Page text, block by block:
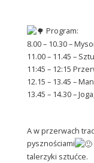
Program:
8.00 – 10.30 –
11.00 – 11.45 –
11:45 – 12:15
12.15 – 13.45 –
13.45 – 14.30 –
A w przerwach
pysznościami
talerzyki sztućce.